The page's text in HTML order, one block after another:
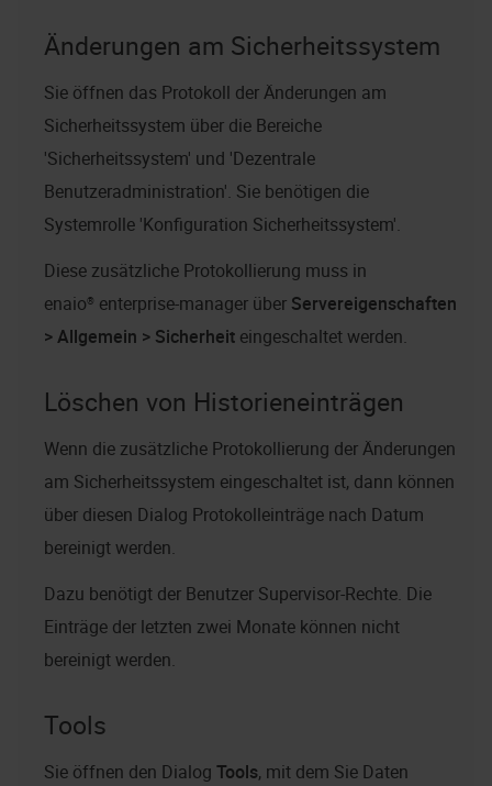
Änderungen am Sicherheitssystem
Sie öffnen das Protokoll der Änderungen am
Sicherheitssystem über die Bereiche
'Sicherheitssystem' und 'Dezentrale
Benutzeradministration'. Sie benötigen die
Systemrolle 'Konfiguration Sicherheitssystem'.
Diese zusätzliche Protokollierung muss in
enaio® enterprise-manager über Servereigenschaften
> Allgemein > Sicherheit eingeschaltet werden.
Löschen von Historieneinträgen
Wenn die zusätzliche Protokollierung der Änderungen
am Sicherheitssystem eingeschaltet ist, dann können
über diesen Dialog Protokolleinträge nach Datum
bereinigt werden.
Dazu benötigt der Benutzer Supervisor-Rechte. Die
Einträge der letzten zwei Monate können nicht
bereinigt werden.
Tools
Sie öffnen den Dialog Tools, mit dem Sie Daten